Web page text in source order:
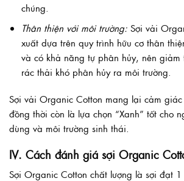
chúng.
Thân thiện với môi trường: Sợi vải
xuất dựa trên quy trình hữu cơ thân
và có khả năng tự phân hủy, nên giảm
rác thải khó phân hủy ra môi trường.
Sợi vải Organic Cotton mang lại cảm
đồng thời còn là lựa chọn “Xanh” tốt cho
dùng và môi trường sinh thái.
IV. Cách đánh giá sợi Organic
Sợi Organic Cotton chất lượng là sợi đạt